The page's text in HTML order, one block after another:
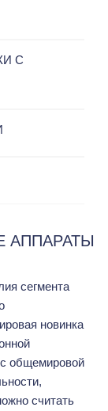
С
АППАРАТЫ
сегмента
новинка
с общемировой
считать